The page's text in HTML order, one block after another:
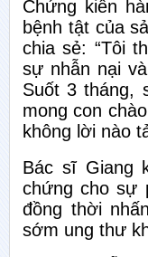
Chứng kiến
bệnh tật của
chia sẻ: “Tôi
sự nhẫn nại
Suốt 3 tháng,
mong con
không lời nào
Bác sĩ Giang
chứng cho sự
đồng thời
sớm ung thư